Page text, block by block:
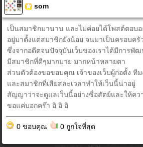
som
เป็นสมาชิกมานาน และไม่ค่อยได้โพสต์ตอบอ
อยู่มาตั้งแต่สมาชิกยังน้อย จนมาเป็นครอบค
ซึ่งจากอดีตจนปัจจุบันเว็บของเราได้มีการ
มีสมาชิกที่ดีๆมากมาย มากหน้าหลายตา
ส่วนตัวต้องขอขอบคุณ เจ้าของเว็บผู้ก่อตั้ง ที
และสมาชิกที่เสียสละเวลาทำให้เว็บนี้น่าอยู่
สัญญาว่าจะดูแลเว็บนี้อย่างซื่อสัตย์และให้ควา
ขอแค่บอกคร๊า อิ อิ อิ
0 ขอบคุณ 0 ถูกใจที่สุด